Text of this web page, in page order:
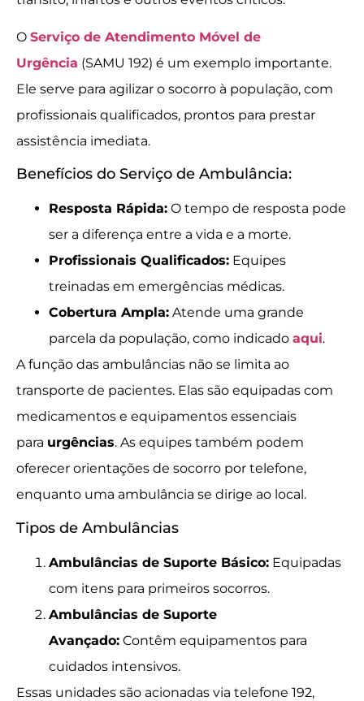
O Serviço de Atendimento Móvel de
Urgência (SAMU 192) é um exemplo importante.
Ele serve para agilizar o socorro à população, com
profissionais qualificados, prontos para prestar
assistência imediata.
Benefícios do Serviço de Ambulância:
Resposta Rápida: O tempo de resposta pode
ser a diferença entre a vida e a morte.
Profissionais Qualificados: Equipes
treinadas em emergências médicas.
Cobertura Ampla: Atende uma grande
parcela da população, como indicado aqui.
A função das ambulâncias não se limita ao
transporte de pacientes. Elas são equipadas com
medicamentos e equipamentos essenciais
para urgências. As equipes também podem
oferecer orientações de socorro por telefone,
enquanto uma ambulância se dirige ao local.
Tipos de Ambulâncias
Ambulâncias de Suporte Básico: Equipadas
com itens para primeiros socorros.
Ambulâncias de Suporte
Avançado: Contêm equipamentos para
cuidados intensivos.
Essas unidades são acionadas via telefone 192,